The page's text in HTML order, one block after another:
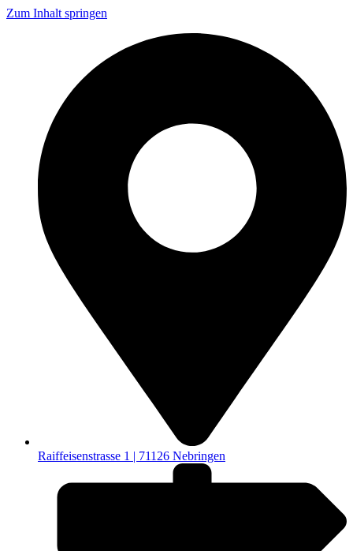
Zum Inhalt springen
Raiffeisenstrasse 1 | 71126 Nebringen